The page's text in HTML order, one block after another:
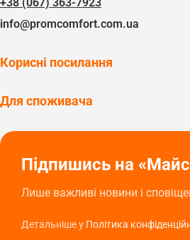
info@promcomfort.com.ua
Корисні посилання
Для споживача
Підпишись на
Лише важливі новини і
Детальніше у Політика